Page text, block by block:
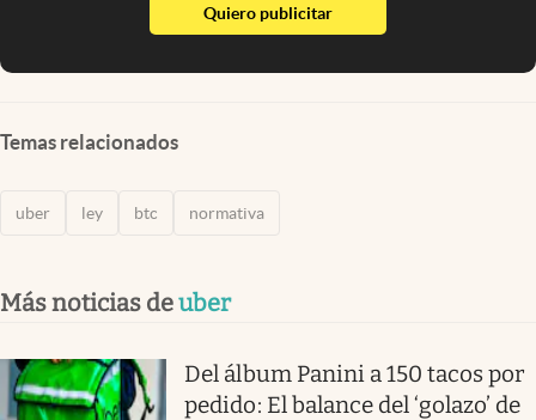
Quiero publicitarabre en nueva pestaña
Temas relacionados
uber ley btc normativa
Más noticias deuber
Del álbum Panini a 150 tacos por
pedido: El balance del ‘golazo’ de